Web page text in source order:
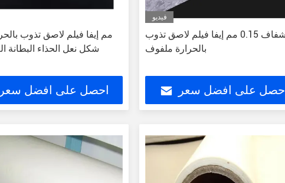
احصل على افضل سعر
فيديو
شفاف 0.15 مم إيفا فيلم لاصق تذوب
بالحرارة ملفوف
احصل على افضل سعر